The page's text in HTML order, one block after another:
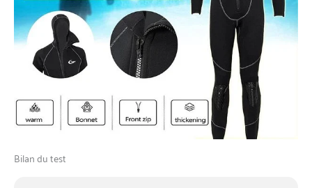
Bilan du test